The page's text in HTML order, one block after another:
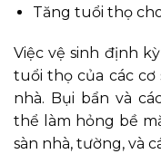
Tăng tuổi thọ
Việc vệ sinh định
tuổi thọ của các
nhà. Bụi bẩn và
thể làm hỏng bề
sàn nhà, tường, và